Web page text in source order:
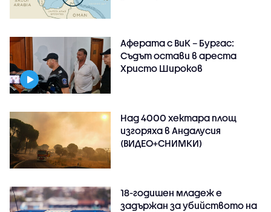
Аферата с ВиК – Бургас:
Съдът остави в ареста
Христо Широков
Над 4000 хектара площ
изгоряха в Андалусия
(ВИДЕО+СНИМКИ)
18-годишен младеж е
задържан за убийството на